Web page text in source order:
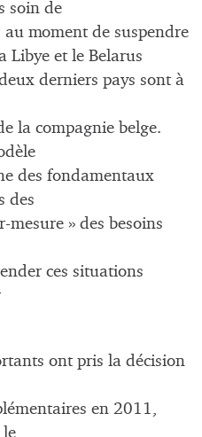
soin de
moment de suspendre
Libye et le Belarus
derniers pays sont à
la compagnie belge.
des fondamentaux
des
mesure » des besoins
ces situations
ont pris la décision
en 2011,
le